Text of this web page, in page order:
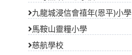
九龍城浸信會禧年(恩平)小學
馬鞍山靈糧小學
慈航學校